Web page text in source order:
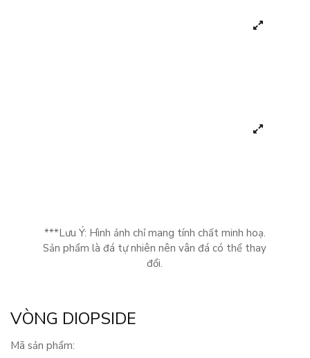
***Lưu Ý: Hình ảnh chỉ mang tính chất minh hoạ.
Sản phẩm là đá tự nhiên nên vân đá có thể thay
đổi.
VÒNG DIOPSIDE
Mã sản phẩm: